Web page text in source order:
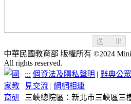
送 出
中華民國教育部 版權所有 ©2024
All rights reserved.
::: 個資法及隱私聲明 | 辭典公
見交流 |網網相連
三峽總院區：新北市三峽區三